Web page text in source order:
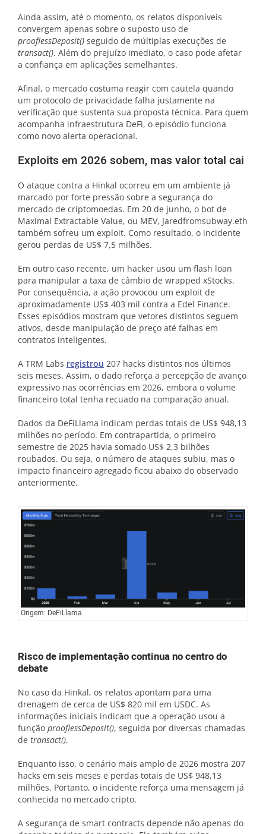
Ainda assim, até o momento, os relatos disponíveis
convergem apenas sobre o suposto uso de
prooflessDeposit() seguido de múltiplas execuções de
transact(). Além do prejuízo imediato, o caso pode afetar
a confiança em aplicações semelhantes.
Afinal, o mercado costuma reagir com cautela quando
um protocolo de privacidade falha justamente na
verificação que sustenta sua proposta técnica. Para quem
acompanha infraestrutura DeFi, o episódio funciona
como novo alerta operacional.
Exploits em 2026 sobem, mas valor total cai
O ataque contra a Hinkal ocorreu em um ambiente já
marcado por forte pressão sobre a segurança do
mercado de criptomoedas. Em 20 de junho, o bot de
Maximal Extractable Value, ou MEV, Jaredfromsubway.eth
também sofreu um exploit. Como resultado, o incidente
gerou perdas de US$ 7,5 milhões.
Em outro caso recente, um hacker usou um flash loan
para manipular a taxa de câmbio de wrapped xStocks.
Por consequência, a ação provocou um exploit de
aproximadamente US$ 403 mil contra a Edel Finance.
Esses episódios mostram que vetores distintos seguem
ativos, desde manipulação de preço até falhas em
contratos inteligentes.
A TRM Labs registrou 207 hacks distintos nos últimos
seis meses. Assim, o dado reforça a percepção de avanço
expressivo nas ocorrências em 2026, embora o volume
financeiro total tenha recuado na comparação anual.
Dados da DeFiLlama indicam perdas totais de US$ 948,13
milhões no período. Em contrapartida, o primeiro
semestre de 2025 havia somado US$ 2,3 bilhões
roubados. Ou seja, o número de ataques subiu, mas o
impacto financeiro agregado ficou abaixo do observado
anteriormente.
Origem: DeFiLlama.
Risco de implementação continua no centro do
debate
No caso da Hinkal, os relatos apontam para uma
drenagem de cerca de US$ 820 mil em USDC. As
informações iniciais indicam que a operação usou a
função prooflessDeposit(), seguida por diversas chamadas
de transact().
Enquanto isso, o cenário mais amplo de 2026 mostra 207
hacks em seis meses e perdas totais de US$ 948,13
milhões. Portanto, o incidente reforça uma mensagem já
conhecida no mercado cripto.
A segurança de smart contracts depende não apenas do